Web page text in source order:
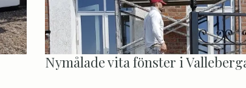
Nymålade vita fönster i